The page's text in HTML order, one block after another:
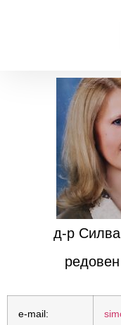
д-р
e-mail: